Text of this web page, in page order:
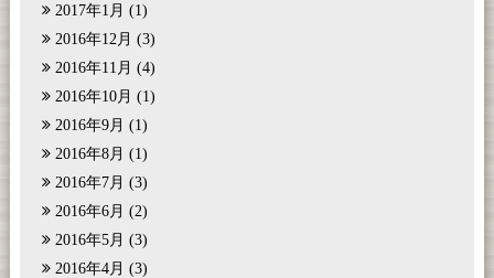
2017年1月 (1)
2016年12月 (3)
2016年11月 (4)
2016年10月 (1)
2016年9月 (1)
2016年8月 (1)
2016年7月 (3)
2016年6月 (2)
2016年5月 (3)
2016年4月 (3)